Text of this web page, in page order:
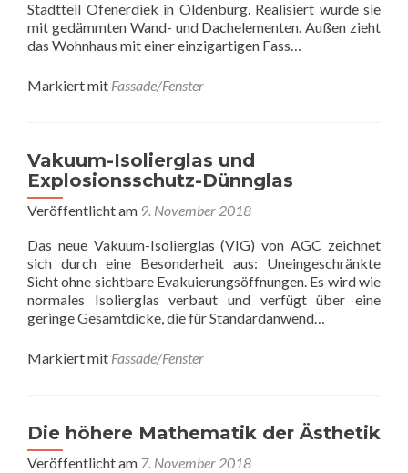
Stadtteil Ofenerdiek in Oldenburg. Realisiert wurde sie
mit gedämmten Wand- und Dachelementen. Außen zieht
das Wohnhaus mit einer einzigartigen Fass…
Markiert mit Fassade/Fenster
Vakuum-Isolierglas und
Explosionsschutz-Dünnglas
Veröffentlicht am 9. November 2018
Das neue Vakuum-Isolierglas (VIG) von AGC zeichnet
sich durch eine Besonderheit aus: Uneingeschränkte
Sicht ohne sichtbare Evakuierungsöffnungen. Es wird wie
normales Isolierglas verbaut und verfügt über eine
geringe Gesamtdicke, die für Standardanwend…
Markiert mit Fassade/Fenster
Die höhere Mathematik der Ästhetik
Veröffentlicht am 7. November 2018